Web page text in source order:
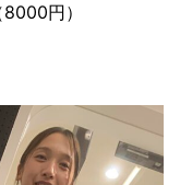
円）